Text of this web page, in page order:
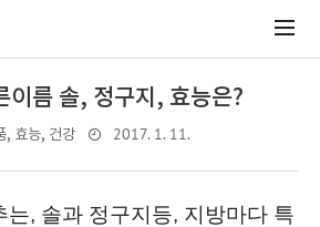
이름 솔, 정구지, 효능은?
, 효능, 건강 2017. 1. 11.
는, 솔과 정구지등, 지방마다 특